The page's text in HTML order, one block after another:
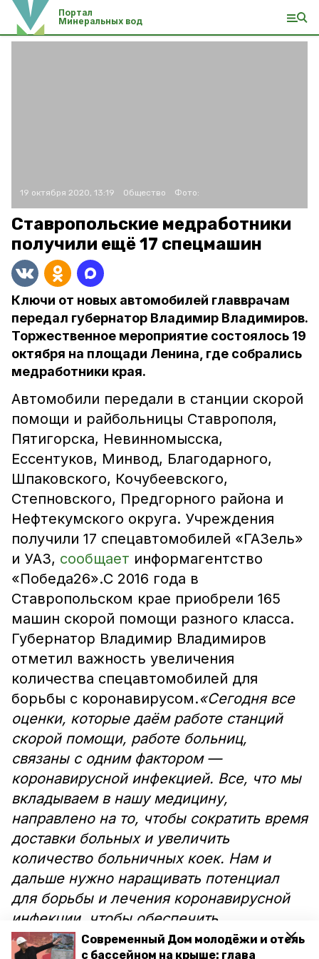
Современный Дом молодёжи и отель
с бассейном на крыше: глава
Портал
Минеральных вод
19 октября 2020, 13:19 Общество Фото:
Ставропольские медработники
получили ещё 17 спецмашин
Ключи от новых автомобилей главврачам
передал губернатор Владимир Владимиров.
Торжественное мероприятие состоялось 19
октября на площади Ленина, где собрались
медработники края.
Автомобили передали в станции скорой
помощи и райбольницы Ставрополя,
Пятигорска, Невинномысска,
Ессентуков, Минвод, Благодарного,
Шпаковского, Кочубеевского,
Степновского, Предгорного района и
Нефтекумского округа. Учреждения
получили 17 спецавтомобилей «ГАЗель»
и УАЗ, сообщает информагентство
«Победа26».С 2016 года в
Ставропольском крае приобрели 165
машин скорой помощи разного класса.
Губернатор Владимир Владимиров
отметил важность увеличения
количества спецавтомобилей для
борьбы с коронавирусом.«Сегодня все
оценки, которые даём работе станций
скорой помощи, работе больниц,
связаны с одним фактором —
коронавирусной инфекцией. Все, что мы
вкладываем в нашу медицину,
направлено на то, чтобы сократить время
доставки больных и увеличить
количество больничных коек. Нам и
дальше нужно наращивать потенциал
для борьбы и лечения коронавирусной
инфекции, чтобы обеспечить
нормальную доставку больных, а